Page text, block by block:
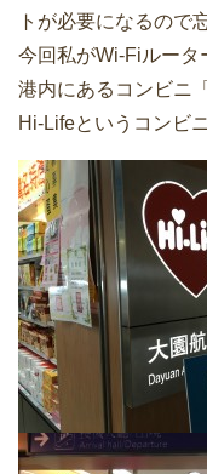
トが必要になるので
今回私がWi-Fiルータ
港内にあるコンビニ
Hi-Lifeというコンビ